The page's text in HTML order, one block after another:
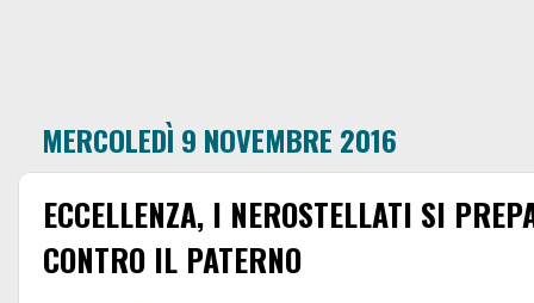
MERCOLEDÌ 9 NOVEMBRE 2016
ECCELLENZA, I NEROSTELLATI SI
CONTRO IL PATERNO